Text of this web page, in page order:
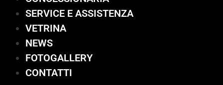
SERVICE E ASSISTENZA
VETRINA
NEWS
FOTOGALLERY
CONTATTI